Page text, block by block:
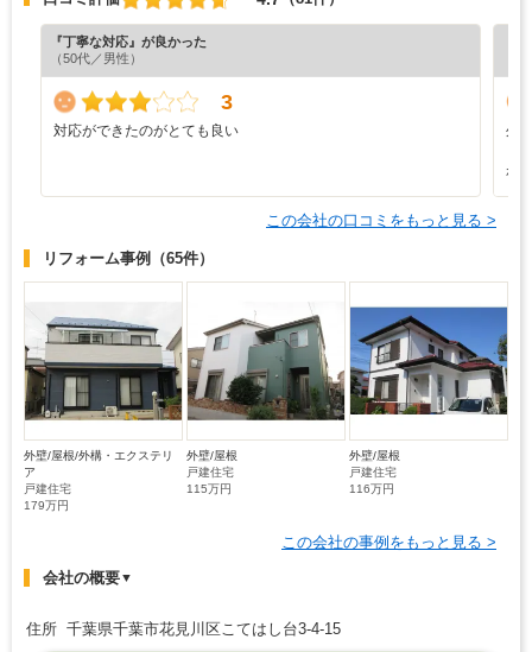
『丁寧な対応』が良かった
（50代／男性）
3
対応ができたのがとても良い
外
れ
この会社の口コミをもっと見る >
リフォーム事例 （65件）
外壁/屋根/外構・エクステリ
ア
戸建住宅
179万円
外壁/屋根
戸建住宅
115万円
外壁/屋根
戸建住宅
116万円
この会社の事例をもっと見る >
会社の概要▼
住所 千葉県千葉市花見川区こてはし台3-4-15